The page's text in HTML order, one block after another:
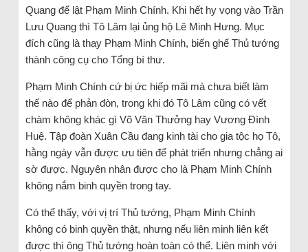
Quang để lật Phạm Minh Chính. Khi hết hy vọng vào Trần
Lưu Quang thì Tô Lâm lại ủng hộ Lê Minh Hưng. Mục
đích cũng là thay Phạm Minh Chính, biến ghế Thủ tướng
thành công cụ cho Tổng bí thư.
Phạm Minh Chính cứ bị ức hiếp mãi mà chưa biết làm
thế nào để phản đòn, trong khi đó Tô Lâm cũng có vết
chàm không khác gì Võ Văn Thưởng hay Vương Đình
Huệ. Tập đoàn Xuân Cầu đang kinh tài cho gia tộc họ Tô,
hằng ngày vẫn được ưu tiên để phát triển nhưng chẳng ai
sờ được. Nguyên nhân được cho là Phạm Minh Chính
không nắm binh quyền trong tay.
Có thể thấy, với vị trí Thủ tướng, Phạm Minh Chính
không có binh quyền thật, nhưng nếu liên minh liên kết
được thì ông Thủ tướng hoàn toàn có thể. Liên minh với